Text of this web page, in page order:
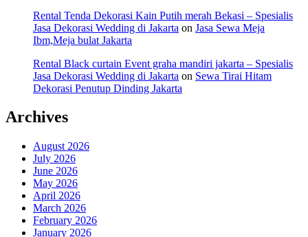
Rental Tenda Dekorasi Kain Putih merah Bekasi – Spesialis
Jasa Dekorasi Wedding di Jakarta on Jasa Sewa Meja
Ibm,Meja bulat Jakarta
Rental Black curtain Event graha mandiri jakarta – Spesialis
Jasa Dekorasi Wedding di Jakarta on Sewa Tirai Hitam
Dekorasi Penutup Dinding Jakarta
Archives
August 2026
July 2026
June 2026
May 2026
April 2026
March 2026
February 2026
January 2026